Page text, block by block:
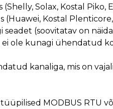
Solax, Kostal Piko,
Kostal
(soovitatav on
ole kunagi ühendatud
kanaliga, mis on
MODBUS RTU